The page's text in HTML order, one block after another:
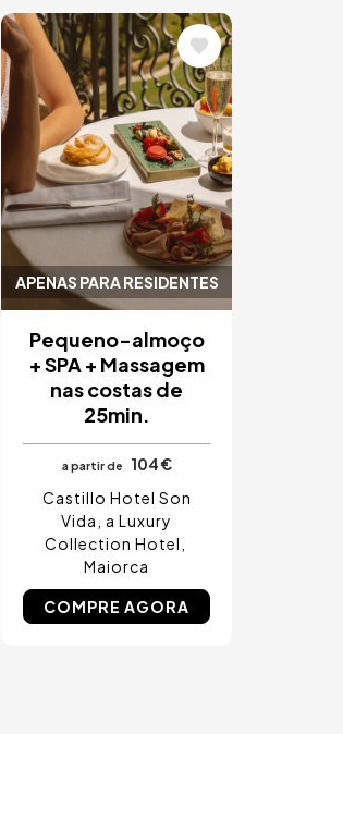
APENAS PARA RESIDENTES
Imagem
Pequeno-almoço
+ SPA + Massagem
nas costas de
25min.
a partir de
104 €
Castillo Hotel Son
Vida, a Luxury
Collection Hotel
Maiorca
COMPRE AGORA